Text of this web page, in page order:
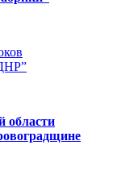
области